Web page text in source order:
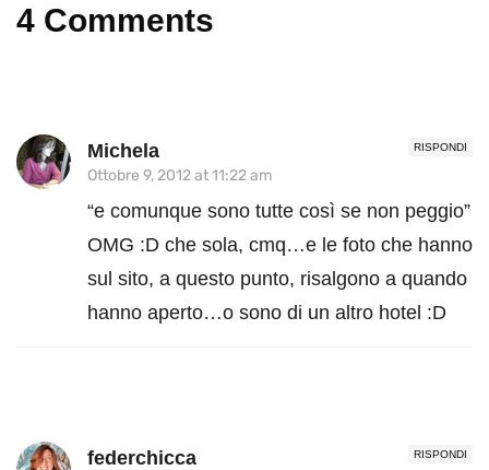
4 Comments
RISPONDI
Michela
Ottobre 9, 2012 at 11:22 am
“e comunque sono tutte così se non peggio”
OMG :D che sola, cmq…e le foto che hanno
sul sito, a questo punto, risalgono a quando
hanno aperto…o sono di un altro hotel :D
RISPONDI
federchicca